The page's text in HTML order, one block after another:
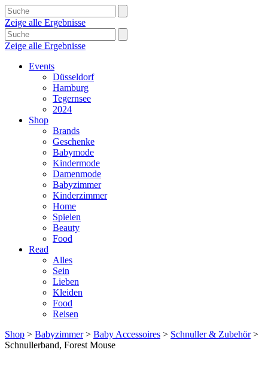
Zeige alle Ergebnisse
Zeige alle Ergebnisse
Events
Düsseldorf
Hamburg
Tegernsee
2024
Shop
Brands
Geschenke
Babymode
Kindermode
Damenmode
Babyzimmer
Kinderzimmer
Home
Spielen
Beauty
Food
Read
Alles
Sein
Lieben
Kleiden
Food
Reisen
Shop > Babyzimmer> Baby Accessoires > Schnuller & Zubehör>
Schnullerband, Forest Mouse